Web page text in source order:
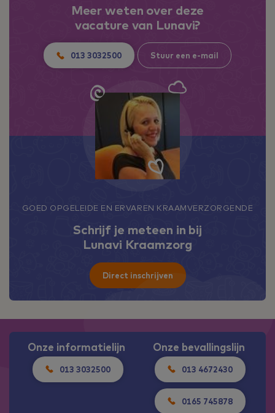
Meer weten over deze
vacature van Lunavi?
013 3032500 Stuur een e-mail
GOED OPGELEIDE EN ERVAREN KRAAMVERZORGENDE
Schrijf je meteen in bij
Lunavi Kraamzorg
Direct inschrijven
Onze informatielijn
013 3032500
Onze bevallingslijn
013 4672430
0165 745878